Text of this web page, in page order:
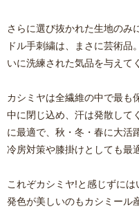
さらに選び抜かれた生地のみ
ドル手刺繍は、まさに芸術
いに洗練された気品を与えて
カシミヤは全繊維の中で最も
中に閉じ込め、汗は発散して
に最適で、秋・冬・春に大活
冷房対策や膝掛けとしても最
これぞカシミヤ!と感じずには
発色が美しいのもカシミール